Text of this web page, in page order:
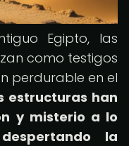
Egipto, las
como testigos
perdurable en el
estructuras han
y misterio a lo
la